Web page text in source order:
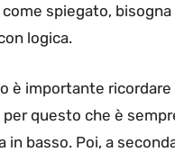
spiegato,
logica.
è importante
questo che è
in basso. Poi, a